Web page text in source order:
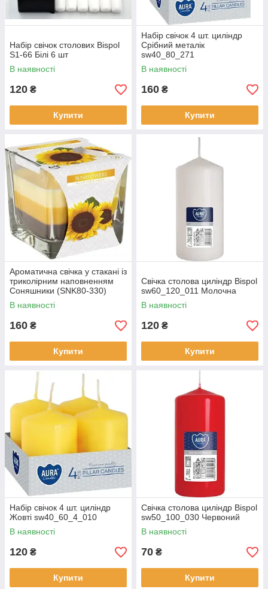
Набір свічок столових Bispol
S1-66 Білі 6 шт
В наявності
120 ₴
Купити
Набір свічок 4 шт. циліндр
Срібний металік
sw40_80_271
В наявності
160 ₴
Купити
Ароматична свічка у стакані із
триколірним наповненням
Соняшники (SNK80-330)
В наявності
160 ₴
Купити
Свічка столова циліндр Bispol
sw60_120_011 Молочна
В наявності
120 ₴
Купити
Набір свічок 4 шт. циліндр
Жовті sw40_60_4_010
В наявності
120 ₴
Купити
Свічка столова циліндр Bispol
sw50_100_030 Червоний
В наявності
70 ₴
Купити